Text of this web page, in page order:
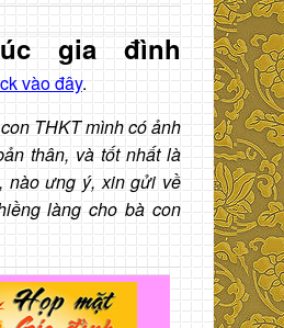
gia đình
vào đây.
THKT mình có ảnh
thân, và tốt nhất là
nào ưng ý, xin gửi về
làng cho bà con